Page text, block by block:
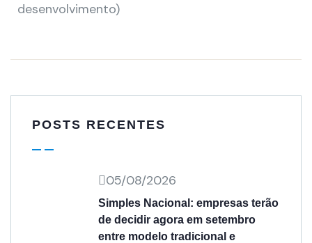
desenvolvimento)
POSTS RECENTES
05/08/2026
Simples Nacional: empresas terão
de decidir agora em setembro
entre modelo tradicional e